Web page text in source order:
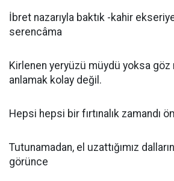
İbret nazarıyla baktık -kahir
serencâma
Kirlenen yeryüzü müydü yoksa
anlamak kolay değil.
Hepsi hepsi bir fırtınalık zamandı
Tutunamadan, el uzattığımız dalların
görünce